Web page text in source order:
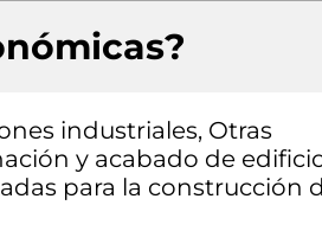
industriales, Otras
y acabado de
para la construcción